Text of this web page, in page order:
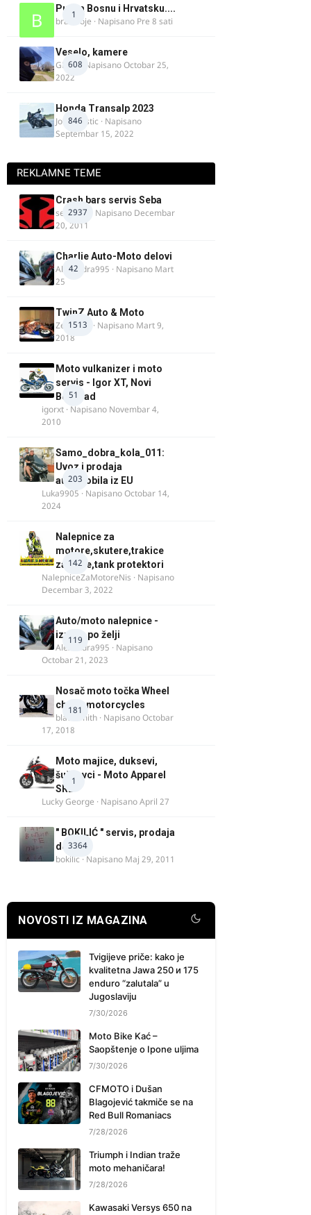
1
Put za Bosnu i Hrvatsku....
bradivoje · Napisano Pre 8 sati
608
Veselo, kamere
GR 46· NapisanoOctobar 25,
2022
846
Honda Transalp 2023
Jovan Ristic · Napisano
Septembar 15, 2022
REKLAMNE TEME
2937
Crash bars servis Seba
seba011 · Napisano Decembar
20, 2011
42
Charlie Auto-Moto delovi
Alexandra995 · Napisano Mart
25
1513
TwinZ Auto & Moto
Zeljkamp · Napisano Mart 9,
2018
51
Moto vulkanizer i moto
servis - Igor XT, Novi
Beograd
igorxt · Napisano Novembar 4,
2010
203
Samo_dobra_kola_011:
Uvoz i prodaja
automobila iz EU
Luka9905 · NapisanoOctobar 14,
2024
142
Nalepnice za
motore,skutere,trakice
za felne,tank protektori
NalepniceZaMotoreNis · Napisano
Decembar 3, 2022
119
Auto/moto nalepnice -
izrada po želji
Alexandra995 · Napisano
Octobar 21, 2023
181
Nosač moto točka Wheel
chock motorcycles
blacksmith · NapisanoOctobar
17, 2018
1
Moto majice, duksevi,
šuškavci - Moto Apparel
SRB
Lucky George · NapisanoApril 27
3364
" BOKILIĆ " servis, prodaja
delova
bokilic · Napisano Maj 29, 2011
NOVOSTI IZ MAGAZINA
Tvigijeve priče: kako je
kvalitetna Jawa 250 и 175
enduro “zalutala” u
Jugoslaviju
7/30/2026
Moto Bike Kać –
Saopštenje o Ipone uljima
7/30/2026
CFMOTO i Dušan
Blagojević takmiče se na
Red Bull Romaniacs
7/28/2026
Triumph i Indian traže
moto mehaničara!
7/28/2026
Kawasaki Versys 650 na